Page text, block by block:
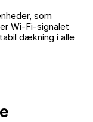
som
Wi-Fi-signalet
dækning i alle